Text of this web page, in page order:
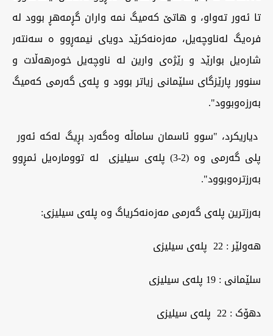
تا ئەور تەواو، و هاتێ کەمیگ نمە واران گڕمەهڕ بوود لە
فرەیگ لەناوچەیل، مەزەنەکرێد دویای نیمەڕوو ە سەنتەر
شارەیل بوارێد و رێژەی وارین لە ناوچەیل خوەرهەڵات و
سنوور پارێزگای سلێمانی زیاتر بوود و پلەی گەرمی کەمیگ
بەرزەوبوود".
دیاریکرد، "سوو ئاسمان ساماڵە وەگەرد بڕیگ لەکە ئەور
پلی گەرمی وە (2-3) پلەى سیلیزى لە توومارەیل ئمڕوو
بەرزترەوبوود".
بەرزترین پلەی گەرمی مەزەنەکریاگ وە پلەی سیلیزی:
هەولێر : 22 پلەی سیلیزی
سلێمانی : 19 پلەی سیلیزی
دهۆک : 22 پلەی سیلیزی